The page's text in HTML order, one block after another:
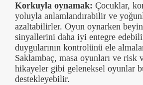
Korkuyla oynamak: Çocuklar,
yoluyla anlamlandırabilir ve
azaltabilirler. Oyun oynarken
sinyallerini daha iyi entegre
duygularının kontrolünü ele
Saklambaç, masa oyunları ve risk
hikayeler gibi geleneksel oyunlar
destekleyebilir.